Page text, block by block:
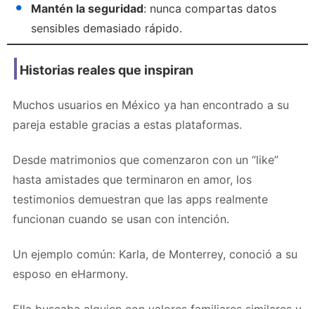
Mantén la seguridad: nunca compartas datos
sensibles demasiado rápido.
Historias reales que inspiran
Muchos usuarios en México ya han encontrado a su
pareja estable gracias a estas plataformas.
Desde matrimonios que comenzaron con un “like”
hasta amistades que terminaron en amor, los
testimonios demuestran que las apps realmente
funcionan cuando se usan con intención.
Un ejemplo común: Karla, de Monterrey, conoció a su
esposo en eHarmony.